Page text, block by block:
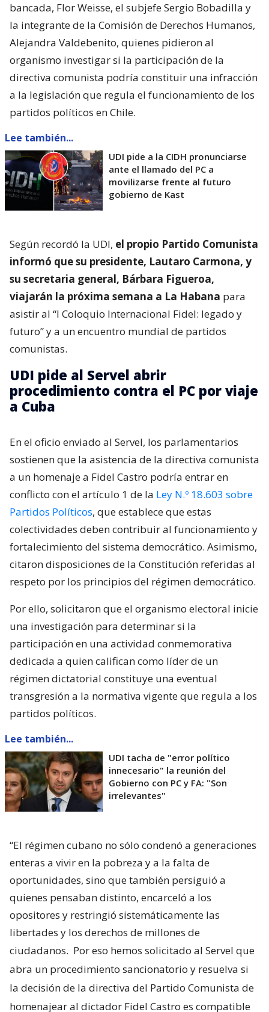
bancada, Flor Weisse, el subjefe Sergio Bobadilla y
la integrante de la Comisión de Derechos Humanos,
Alejandra Valdebenito, quienes pidieron al
organismo investigar si la participación de la
directiva comunista podría constituir una infracción
a la legislación que regula el funcionamiento de los
partidos políticos en Chile.
Lee también...
UDI pide a la CIDH pronunciarse
ante el llamado del PC a
movilizarse frente al futuro
gobierno de Kast
Según recordó la UDI, el propio Partido Comunista
informó que su presidente, Lautaro Carmona, y
su secretaria general, Bárbara Figueroa,
viajarán la próxima semana a La Habana para
asistir al “I Coloquio Internacional Fidel: legado y
futuro” y a un encuentro mundial de partidos
comunistas.
UDI pide al Servel abrir
procedimiento contra el PC por viaje
a Cuba
En el oficio enviado al Servel, los parlamentarios
sostienen que la asistencia de la directiva comunista
a un homenaje a Fidel Castro podría entrar en
conflicto con el artículo 1 de la Ley N.º 18.603 sobre
Partidos Políticos, que establece que estas
colectividades deben contribuir al funcionamiento y
fortalecimiento del sistema democrático. Asimismo,
citaron disposiciones de la Constitución referidas al
respeto por los principios del régimen democrático.
Por ello, solicitaron que el organismo electoral inicie
una investigación para determinar si la
participación en una actividad conmemorativa
dedicada a quien califican como líder de un
régimen dictatorial constituye una eventual
transgresión a la normativa vigente que regula a los
partidos políticos.
Lee también...
UDI tacha de "error político
innecesario" la reunión del
Gobierno con PC y FA: "Son
irrelevantes"
“El régimen cubano no sólo condenó a generaciones
enteras a vivir en la pobreza y a la falta de
oportunidades, sino que también persiguió a
quienes pensaban distinto, encarceló a los
opositores y restringió sistemáticamente las
libertades y los derechos de millones de
ciudadanos. Por eso hemos solicitado al Servel que
abra un procedimiento sancionatorio y resuelva si
la decisión de la directiva del Partido Comunista de
homenajear al dictador Fidel Castro es compatible